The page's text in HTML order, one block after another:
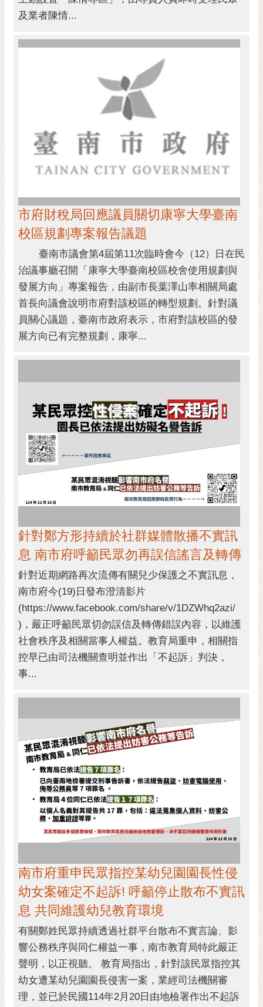
及業者陳情...
市府財稅局回應議員關切康寧大學臺南
校區規劃專案報告議題
臺南市議會第4屆第11次臨時會今（12）日在民
治議事廳召開「康寧大學臺南校區校舍使用規劃與
發展方向」專案報告，由副市長葉澤山率相關局處
首長向議會說明市府對該校區的轉型規劃。針對議
員關心議題，臺南市政府表示，市府對該校區的發
展方向已有完整規劃，康寧...
針對鄭方形持續於社群媒體散播不實訊
息 南市府呼籲民眾勿再誤信謠言及轉傳
針對近期網路再次流傳有關兒少保護之不實訊息，
南市府今(19)日發布澄清影片
(https://www.facebook.com/share/v/1DZWhq2azi/
)，嚴正呼籲民眾切勿誤信及轉傳錯誤內容，以維護
社會秩序及相關當事人權益。教育局重申，相關指
控早已由司法機關查明並作出「不起訴」判決，
事...
南市府重申民眾指控某幼兒園園長性侵
幼女案確定不起訴! 呼籲停止散布不實訊
息 共同維護幼兒教育環境
有關鄭姓民眾持續透過社群平台散布不實言論、影
響公務秩序與同仁權益一事，南市教育局特此嚴正
聲明，以正視聽。 教育局指出，針對該民眾指控其
幼女遭某幼兒園園長侵害一案，業經司法機關審
理，並已於民國114年2月20日由地檢署作出不起訴